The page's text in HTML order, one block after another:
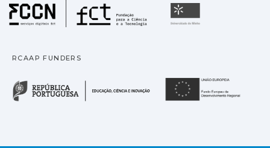
Fundação para a
RCAAP FUNDERS
República Portuguesa